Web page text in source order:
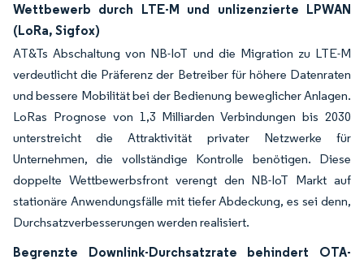
Wettbewerb durch LTE-M und unlizenzierte LPWAN
(LoRa, Sigfox)
AT&Ts Abschaltung von NB-IoT und die Migration zu LTE-M
verdeutlicht die Präferenz der Betreiber für höhere Datenraten
und bessere Mobilität bei der Bedienung beweglicher Anlagen.
LoRas Prognose von 1,3 Milliarden Verbindungen bis 2030
unterstreicht die Attraktivität privater Netzwerke für
Unternehmen, die vollständige Kontrolle benötigen. Diese
doppelte Wettbewerbsfront verengt den NB-IoT Markt auf
stationäre Anwendungsfälle mit tiefer Abdeckung, es sei denn,
Durchsatzverbesserungen werden realisiert.
Begrenzte Downlink-Durchsatzrate behindert OTA-